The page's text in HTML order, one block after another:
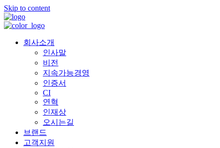
Skip to content
회사소개
인사말
비전
지속가능경영
인증서
CI
연혁
인재상
오시는길
브랜드
고객지원